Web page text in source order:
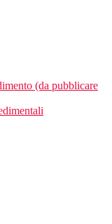
(da pubblicare